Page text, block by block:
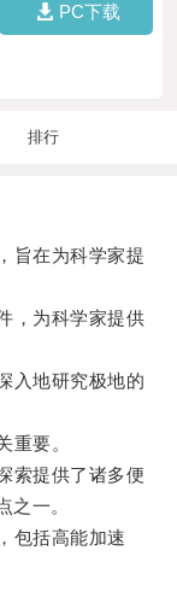
PC下载
排行
在为科学家提
为科学家提供
地研究极地的
要。
提供了诸多便
之一。
括高能加速